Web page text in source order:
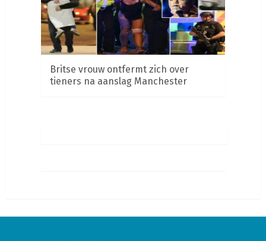
Britse vrouw ontfermt zich over
tieners na aanslag Manchester